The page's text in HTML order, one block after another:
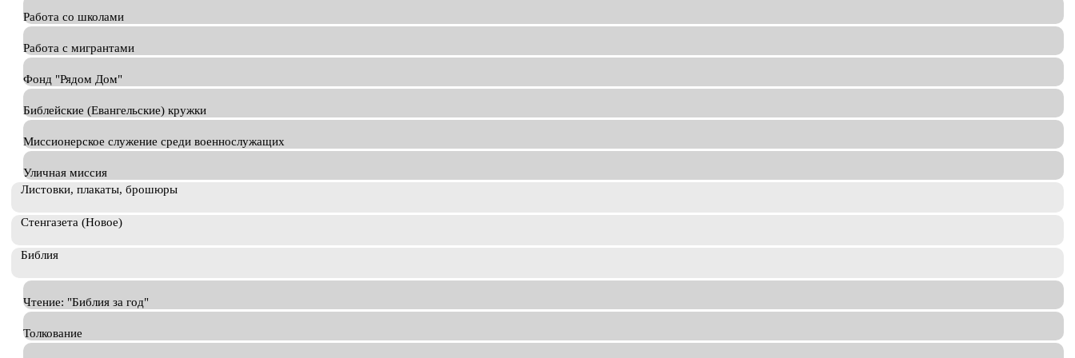
Работа со школами
Работа с мигрантами
Фонд "Рядом Дом"
Библейские (Евангельские) кружки
Миссионерское служение среди военнослужащих
Уличная миссия
Листовки, плакаты, брошюры
Стенгазета (Новое)
Библия
Чтение: "Библия за год"
Толкование